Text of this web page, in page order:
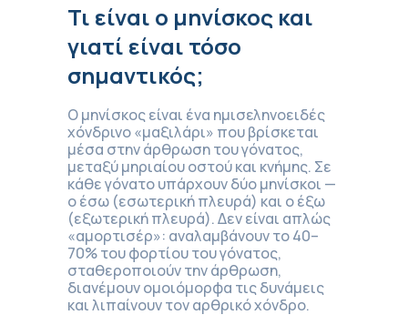
Τι είναι ο μηνίσκος και
γιατί είναι τόσο
σημαντικός;
Ο μηνίσκος είναι ένα ημισεληνοειδές
χόνδρινο «μαξιλάρι» που βρίσκεται
μέσα στην άρθρωση του γόνατος,
μεταξύ μηριαίου οστού και κνήμης. Σε
κάθε γόνατο υπάρχουν δύο μηνίσκοι —
ο έσω (εσωτερική πλευρά) και ο έξω
(εξωτερική πλευρά). Δεν είναι απλώς
«αμορτισέρ»: αναλαμβάνουν το 40–
70% του φορτίου του γόνατος,
σταθεροποιούν την άρθρωση,
διανέμουν ομοιόμορφα τις δυνάμεις
και λιπαίνουν τον αρθρικό χόνδρο.